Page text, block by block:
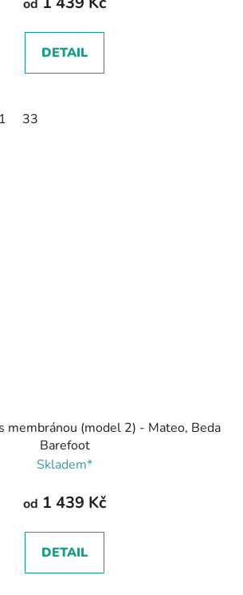
od
DETAIL
33
membránou (model 2) - Mateo, Beda
Barefoot
Skladem*
od 1 439 Kč
DETAIL